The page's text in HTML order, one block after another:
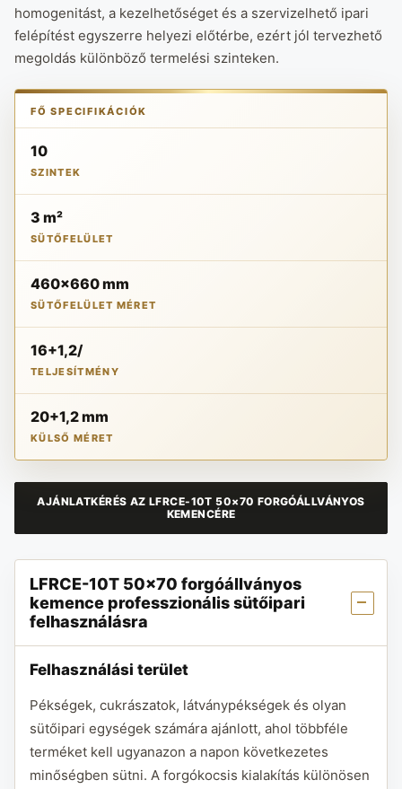
homogenitást, a kezelhetőséget és a szervizelhető ipari
felépítést egyszerre helyezi előtérbe, ezért jól tervezhető
megoldás különböző termelési szinteken.
FŐ SPECIFIKÁCIÓK
10
SZINTEK
3 m²
SÜTŐFELÜLET
460x660 mm
SÜTŐFELÜLET MÉRET
16+1,2/
TELJESÍTMÉNY
20+1,2 mm
KÜLSŐ MÉRET
AJÁNLATKÉRÉS AZ LFRCE-10T 50×70 FORGÓÁLLVÁNYOS
KEMENCÉRE
LFRCE-10T 50×70 forgóállványos
kemence professzionális sütőipari
felhasználásra
Felhasználási terület
Pékségek, cukrászatok, látványpékségek és olyan
sütőipari egységek számára ajánlott, ahol többféle
terméket kell ugyanazon a napon következetes
minőségben sütni. A forgókocsis kialakítás különösen